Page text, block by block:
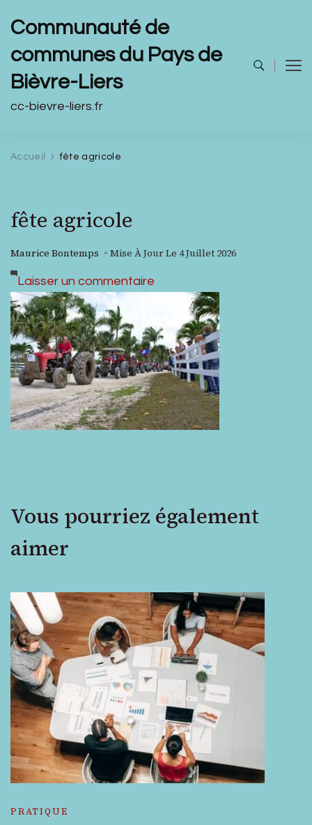
Communauté de
communes du Pays de
Bièvre-Liers
cc-bievre-liers.fr
Accueil fête agricole
fête agricole
Maurice Bontemps Mise À Jour Le 4 Juillet 2026
Laisser un commentaire
agricole
Vous pourriez également
aimer
PRATIQUE